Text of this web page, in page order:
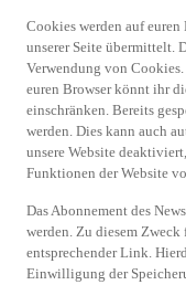
Cookies werden auf euren
unserer Seite übermittelt.
Verwendung von
euren Browser könnt ihr
einschränken. Bereits
werden. Dies kann auch
unsere Website
Funktionen der Website
Das Abonnement des
werden. Zu diesem
entsprechender Link.
Einwilligung der